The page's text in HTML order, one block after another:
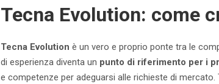
Tecna Evolution: come
Tecna Evolution è un vero e proprio ponte tra le
di esperienza diventa un punto di riferimento per i
e competenze per adeguarsi alle richieste di mercato.